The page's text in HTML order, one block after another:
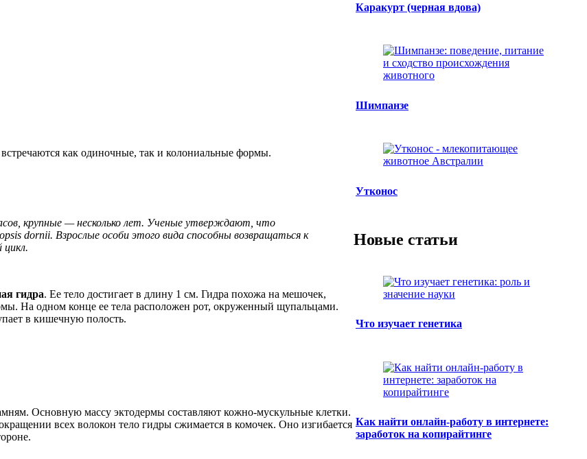
как одиночные, так и колониальные формы.
крупные — несколько лет. Ученые утверждают, что
dornii. Взрослые особи этого вида способны возвращаться к
цикл.
гидра. Ее тело достигает в длину 1 см. Гидра похожа на мешочек,
На одном конце ее тела расположен рот, окруженный щупальцами.
в кишечную полость.
Основную массу эктодермы составляют кожно-мускульные клетки.
всех волокон тело гидры сжимается в комочек. Оно изгибается
Каракурт (черная вдова)
Шимпанзе
Утконос
Новые статьи
Что изучает генетика
Как найти онлайн-работу в интернете:
заработок на копирайтинге